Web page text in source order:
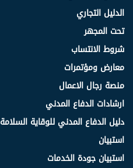
الدليل التجاري
تحت المجهر
شروط الانتساب
معارض ومؤتمرات
منصة رجال الاعمال
ارشادات الدفاع المدني
دليل الدفاع المدني للوقاية السلامة
استبيان
استبيان جودة الخدمات